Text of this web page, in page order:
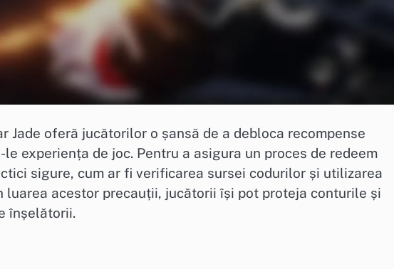
Jade oferă jucătorilor o șansă de a debloca recompense
experiența de joc. Pentru a asigura un proces de redeem
sigure, cum ar fi verificarea sursei codurilor și utilizarea
luarea acestor precauții, jucătorii își pot proteja conturile și
înșelătorii.